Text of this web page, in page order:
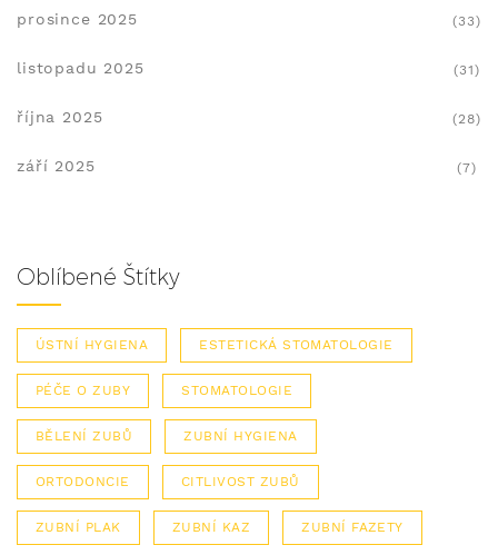
prosince 2025 (33)
listopadu 2025 (31)
října 2025 (28)
září 2025 (7)
Oblíbené Štítky
ÚSTNÍ HYGIENA ESTETICKÁ STOMATOLOGIE
PÉČE O ZUBY STOMATOLOGIE
BĚLENÍ ZUBŮ ZUBNÍ HYGIENA
ORTODONCIE CITLIVOST ZUBŮ
ZUBNÍ PLAK ZUBNÍ KAZ ZUBNÍ FAZETY